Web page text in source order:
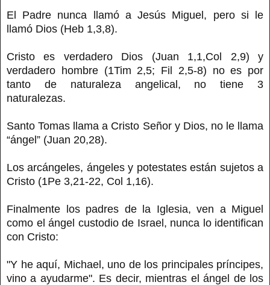
El Padre nunca llamó a Jesús Miguel, pero si le
llamó Dios (Heb 1,3,8).
Cristo es verdadero Dios (Juan 1,1,Col 2,9) y
verdadero hombre (1Tim 2,5; Fil 2,5-8) no es por
tanto de naturaleza angelical, no tiene 3
naturalezas.
Santo Tomas llama a Cristo Señor y Dios, no le llama
“ángel” (Juan 20,28).
Los arcángeles, ángeles y potestates están sujetos a
Cristo (1Pe 3,21-22, Col 1,16).
Finalmente los padres de la Iglesia, ven a Miguel
como el ángel custodio de Israel, nunca lo identifican
con Cristo:
"Y he aquí, Michael, uno de los principales príncipes,
vino a ayudarme". Es decir, mientras el ángel de los